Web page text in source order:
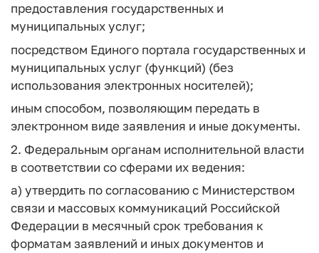
предоставления государственных и
муниципальных услуг;
посредством Единого портала государственных и
муниципальных услуг (функций) (без
использования электронных носителей);
иным способом, позволяющим передать в
электронном виде заявления и иные документы.
2. Федеральным органам исполнительной власти
в соответствии со сферами их ведения:
а) утвердить по согласованию с Министерством
связи и массовых коммуникаций Российской
Федерации в месячный срок требования к
форматам заявлений и иных документов и